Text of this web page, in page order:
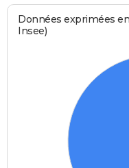
Données exprimées
Insee)